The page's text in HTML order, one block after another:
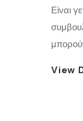
Είναι
View